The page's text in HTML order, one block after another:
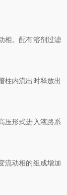
。配有溶剂过滤
内流出时释放出
形式进入液路系
动相的组成增加